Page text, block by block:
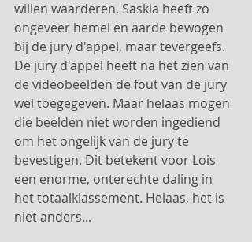
willen waarderen. Saskia heeft zo
ongeveer hemel en aarde bewogen
bij de jury d'appel, maar tevergeefs.
De jury d'appel heeft na het zien van
de videobeelden de fout van de jury
wel toegegeven. Maar helaas mogen
die beelden niet worden ingediend
om het ongelijk van de jury te
bevestigen. Dit betekent voor Lois
een enorme, onterechte daling in
het totaalklassement. Helaas, het is
niet anders...